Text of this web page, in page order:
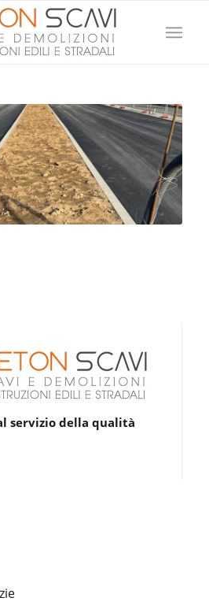
servizio della qualità